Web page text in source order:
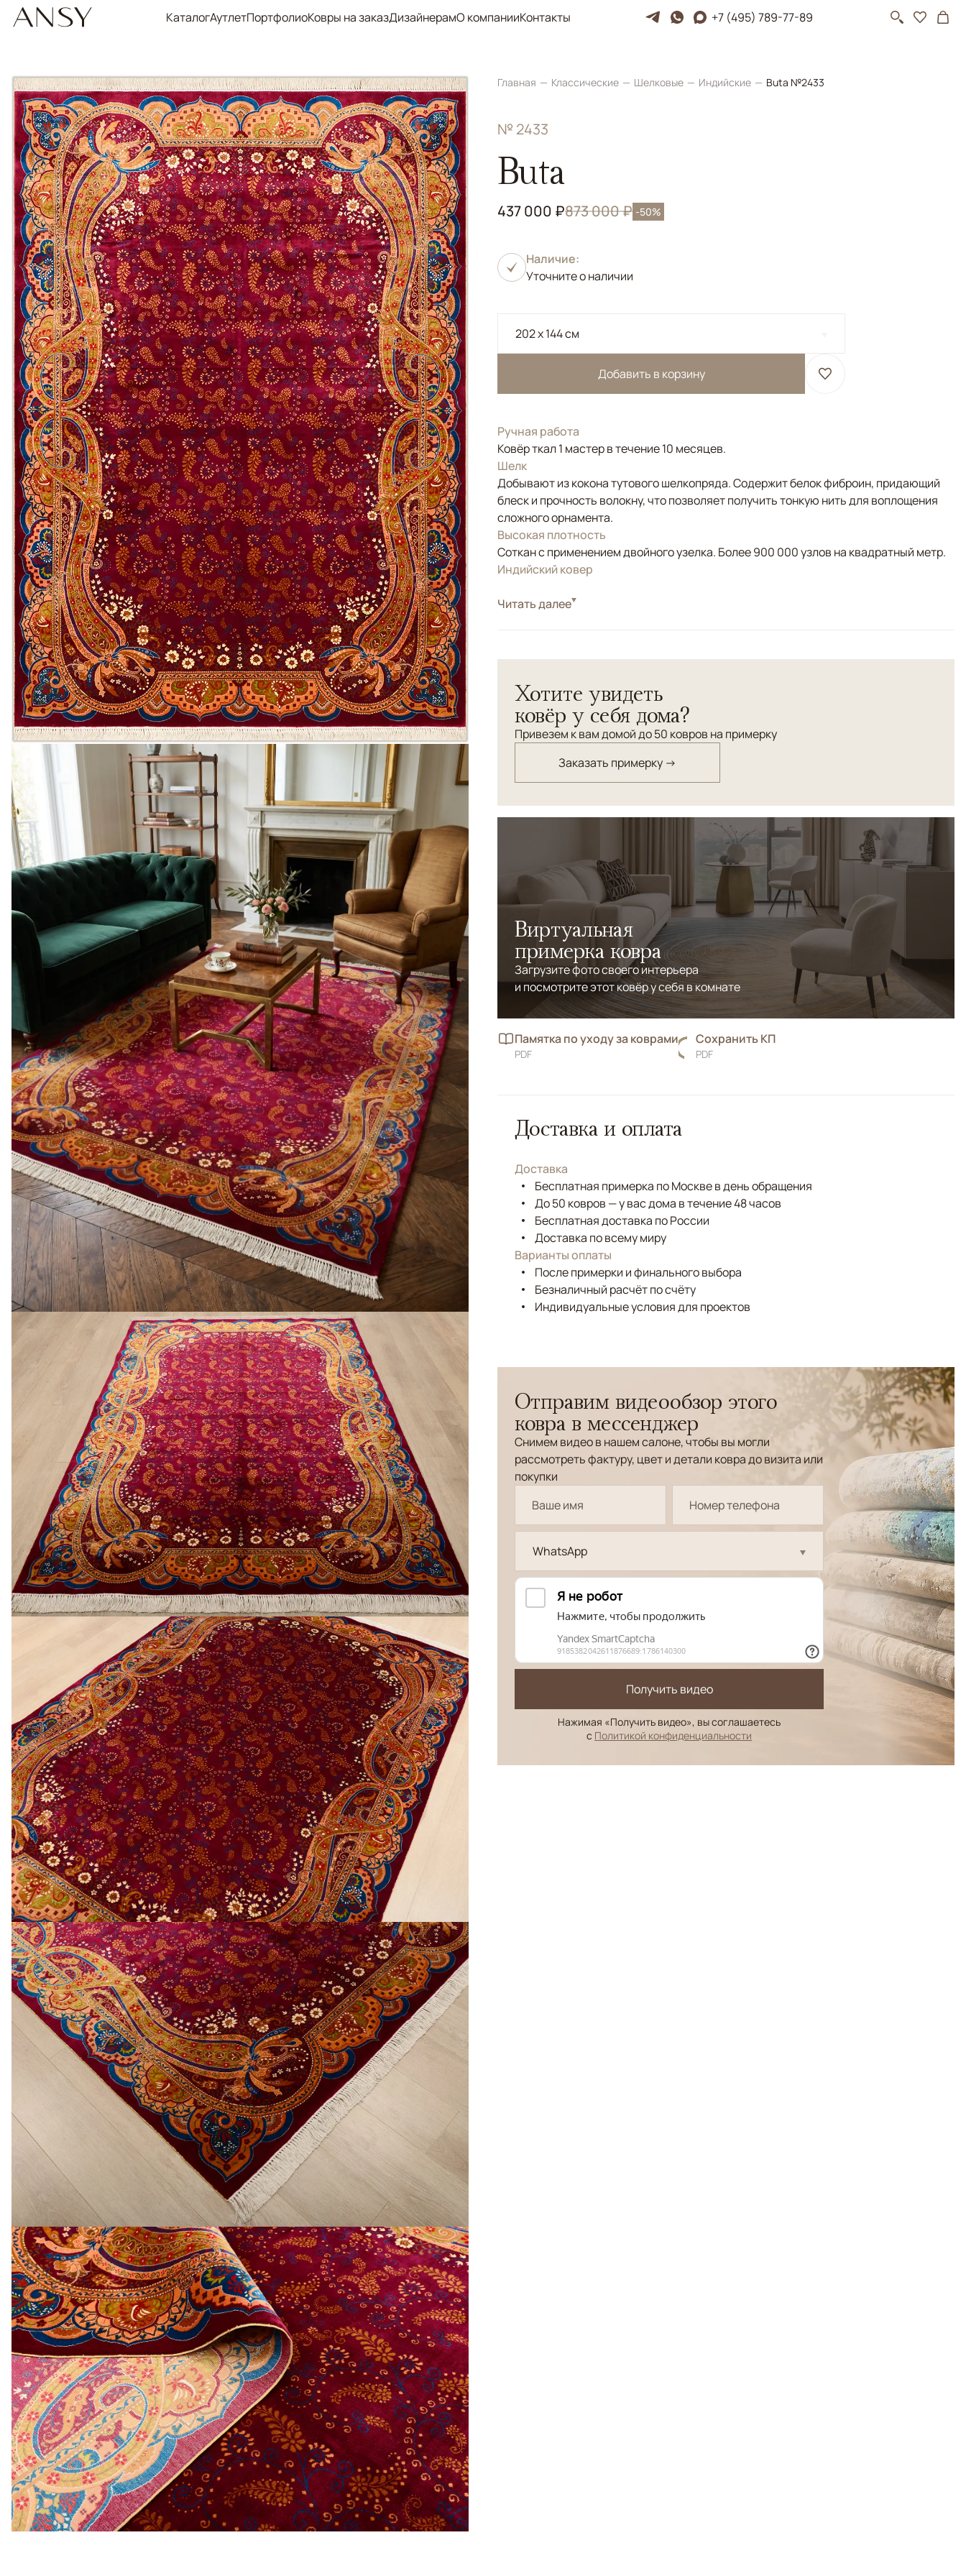
КаталогАутлетПортфолиоКовры на заказДизайнерамО компанииКонтакты +7 (495) 789-77-89
Главная Классические Шелковые Индийские Buta №2433
№ 2433
Buta
437 000 ₽873 000 ₽ -50%
Наличие:
Уточните о наличии
202 x 144 см
Добавить в корзину
Ручная работа
Ковёр ткал 1 мастер в течение 10 месяцев.
Шелк
Добывают из кокона тутового шелкопряда. Содержит белок фиброин, придающий
блеск и прочность волокну, что позволяет получить тонкую нить для воплощения
сложного орнамента.
Высокая плотность
Соткан с применением двойного узелка. Более 900 000 узлов на квадратный метр.
Индийский ковер
СтильКлассические
Читать далее
Хотите увидеть
ковёр у себя дома?
Привезем к вам домой до 50 ковров на примерку
Заказать примерку →
Виртуальная
примерка ковра
Загрузите фото своего интерьера
и посмотрите этот ковёр у себя в комнате
Памятка по уходу за коврами
PDF
Сохранить КП
PDF
Доставка и оплата
Доставка
Бесплатная примерка по Москве в день обращения
До 50 ковров — у вас дома в течение 48 часов
Бесплатная доставка по России
Доставка по всему миру
Варианты оплаты
После примерки и финального выбора
Безналичный расчёт по счёту
Индивидуальные условия для проектов
Отправим видеообзор этого
ковра в мессенджер
Снимем видео в нашем салоне, чтобы вы могли
рассмотреть фактуру, цвет и детали ковра до визита или
покупки
WhatsApp
Получить видео
Нажимая «Получить видео», вы соглашаетесь
с Политикой конфиденциальности